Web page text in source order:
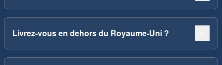
Livrez-vous en dehors du Royaume-Uni ?